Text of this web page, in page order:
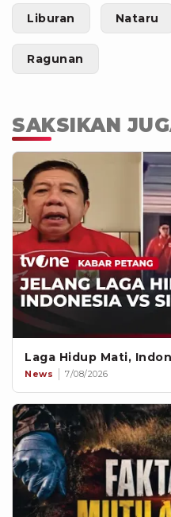
Liburan Nataru
Ragunan
SAKSIKAN
Laga Hidup Mati,
News 7/08/2026